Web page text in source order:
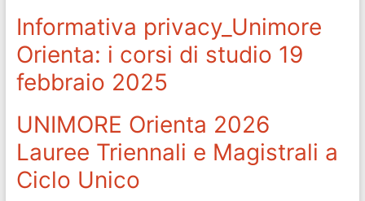
Informativa privacy_Unimore
Orienta: i corsi di studio 19
febbraio 2025
UNIMORE Orienta 2026
Lauree Triennali e Magistrali a
Ciclo Unico